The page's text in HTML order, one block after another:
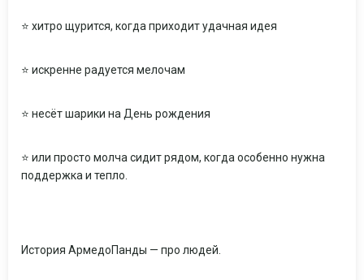
⭐ хитро щурится, когда приходит удачная идея
⭐ искренне радуется мелочам
⭐ несёт шарики на День рождения
⭐ или просто молча сидит рядом, когда особенно нужна
поддержка и тепло.
История АрмедоПанды — про людей.